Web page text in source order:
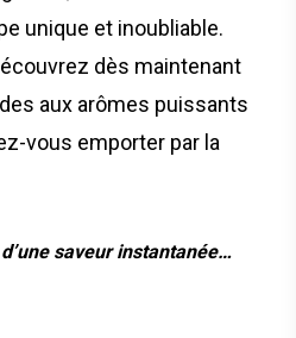
unique et inoubliable.
dès maintenant
aux arômes puissants
vous emporter par la
saveur instantanée…